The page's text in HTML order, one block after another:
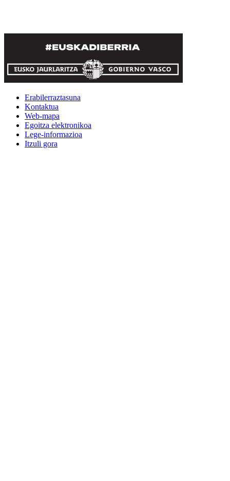
Erabilerraztasuna
Kontaktua
Web-mapa
Egoitza elektronikoa
Lege-informazioa
Itzuli gora